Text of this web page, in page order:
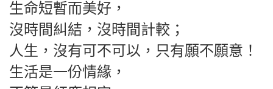
生命短暫而美好，
沒時間糾結，沒時間計較；
人生，沒有可不可以，只有願不願意！
生活是一份情緣，